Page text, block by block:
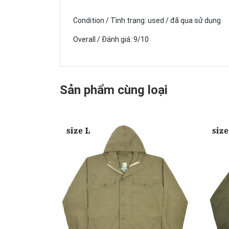
Condition / Tình trạng: used / đã qua sử dụng
Overall / Đánh giá: 9/10
Sản phẩm cùng loại